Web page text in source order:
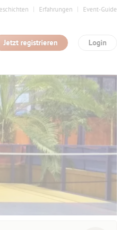
Erfahrungen Event-Guide
Login
Jetzt registrieren